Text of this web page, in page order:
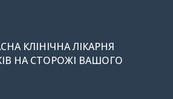
КЛІНІЧНА ЛІКАРНЯ
НА СТОРОЖІ ВАШОГО